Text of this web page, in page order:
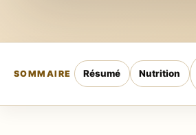
SOMMAIRE Résumé Nutrition